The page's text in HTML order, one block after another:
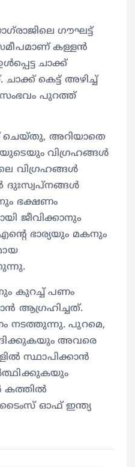
ഗൗഘട്ട്
കള്ളൻ
ചാക്ക്
കെട്ട് അഴിച്ച്
പുറത്ത്
ചെയ്തു, അറിയാതെ
വിഗ്രഹങ്ങൾ
വി​ഗ്രഹങ്ങൾ
ദുഃസ്വപ്നങ്ങൾ
ഭക്ഷണം
ജീവിക്കാനും
ഭാര്യയും മകനും
കുറച്ച് പണം
ആ​ഗ്രഹിച്ചത്.
നടത്തുന്നു. പുറമെ,
അവരെ
സ്ഥാപിക്കാൻ
കത്തിൽ
ഓഫ് ഇന്ത്യ